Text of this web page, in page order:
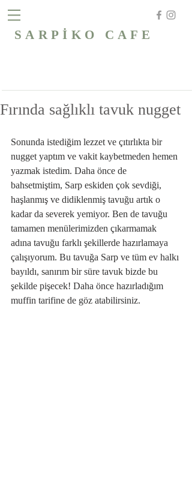
SARPİKO CAFE
Fırında sağlıklı tavuk nugget
Sonunda istediğim lezzet ve çıtırlıkta bir
nugget yaptım ve vakit kaybetmeden hemen
yazmak istedim. Daha önce de
bahsetmiştim, Sarp eskiden çok sevdiği,
haşlanmış ve didiklenmiş tavuğu artık o
kadar da severek yemiyor. Ben de tavuğu
tamamen menülerimizden çıkarmamak
adına tavuğu farklı şekillerde hazırlamaya
çalışıyorum. Bu tavuğa Sarp ve tüm ev halkı
bayıldı, sanırım bir süre tavuk bizde bu
şekilde pişecek! Daha önce hazırladığım
muffin tarifine de göz atabilirsiniz.